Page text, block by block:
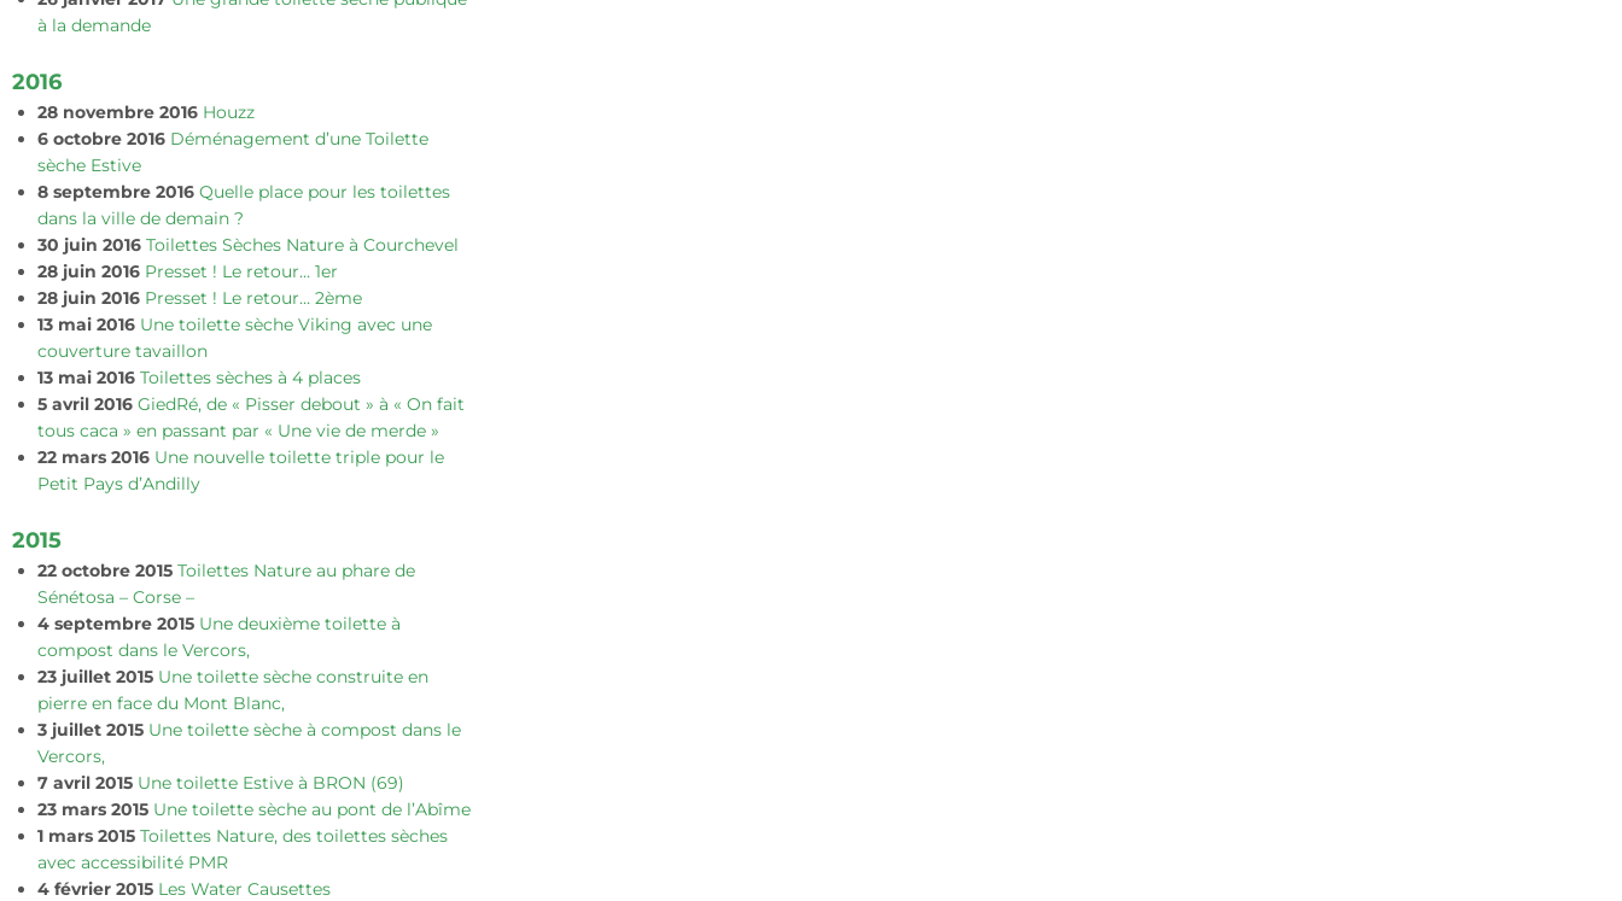
à la demande
2016
28 novembre 2016 Houzz
6 octobre 2016 Déménagement d’une Toilette
sèche Estive
8 septembre 2016 Quelle place pour les toilettes
dans la ville de demain ?
30 juin 2016 Toilettes Sèches Nature à Courchevel
28 juin 2016 Presset ! Le retour… 1er
28 juin 2016 Presset ! Le retour… 2ème
13 mai 2016 Une toilette sèche Viking avec une
couverture tavaillon
13 mai 2016 Toilettes sèches à 4 places
5 avril 2016 GiedRé, de « Pisser debout » à « On fait
tous caca » en passant par « Une vie de merde »
22 mars 2016 Une nouvelle toilette triple pour le
Petit Pays d’Andilly
2015
22 octobre 2015 Toilettes Nature au phare de
Sénétosa – Corse –
4 septembre 2015 Une deuxième toilette à
compost dans le Vercors,
23 juillet 2015 Une toilette sèche construite en
pierre en face du Mont Blanc,
3 juillet 2015 Une toilette sèche à compost dans le
Vercors,
7 avril 2015 Une toilette Estive à BRON (69)
23 mars 2015 Une toilette sèche au pont de l’Abîme
1 mars 2015 Toilettes Nature, des toilettes sèches
avec accessibilité PMR
4 février 2015 Les Water Causettes